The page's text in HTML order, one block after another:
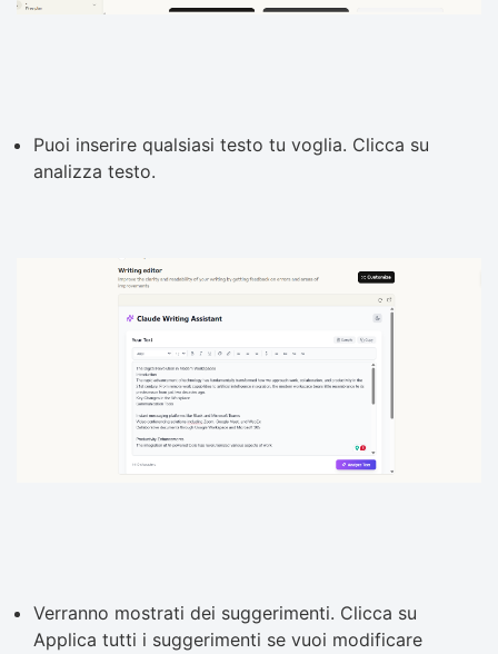
Puoi inserire qualsiasi testo tu voglia. Clicca su
analizza testo.
Verranno mostrati dei suggerimenti. Clicca su
Applica tutti i suggerimenti se vuoi modificare